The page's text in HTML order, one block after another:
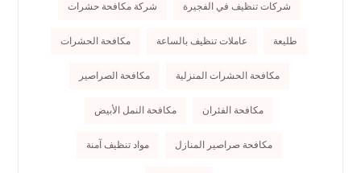
شركات تنظيف في الفجيرة شركة مكافحة حشرات
طليعة عاملات تنظيف بالساعة مكافحة الحشرات
مكافحة الحشرات المنزلية مكافحة الصراصير
مكافحة الفئران مكافحة النمل الأبيض
مكافحة صراصير المنازل مواد تنظيف آمنة